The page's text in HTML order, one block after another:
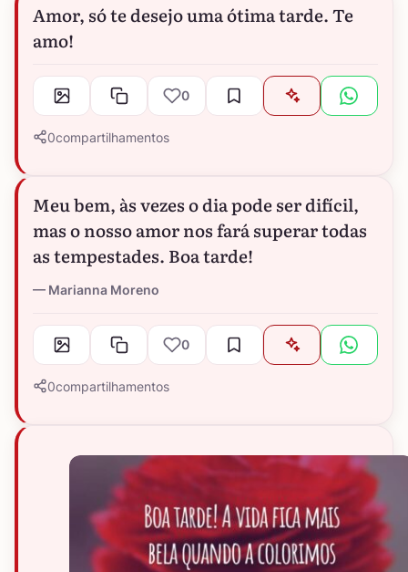
Amor, só te desejo uma ótima tarde. Te
amo!
0
0compartilhamentos
Meu bem, às vezes o dia pode ser difícil,
mas o nosso amor nos fará superar todas
as tempestades. Boa tarde!
Marianna Moreno
0
0compartilhamentos